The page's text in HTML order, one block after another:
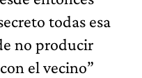
todas esa
no producir
el vecino”